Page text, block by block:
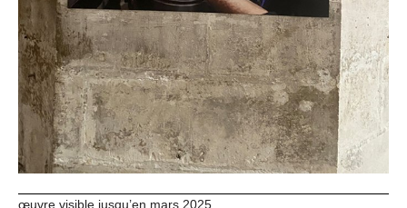
œuvre visible jusqu’en mars 2025